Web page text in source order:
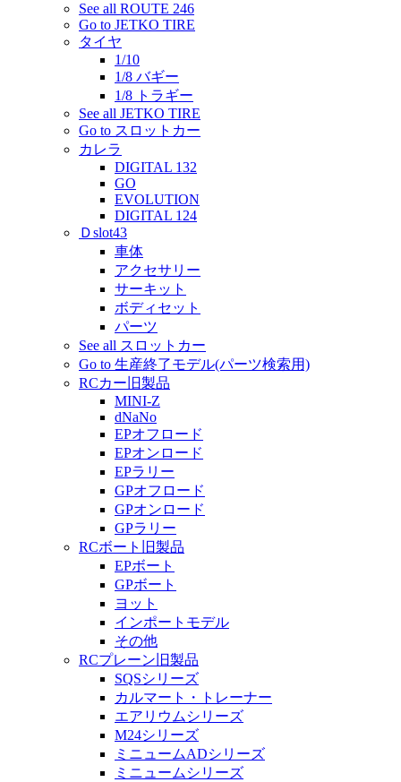
See all ROUTE 246
Go to JETKO TIRE
タイヤ
1/10
1/8 バギー
1/8 トラギー
See all JETKO TIRE
Go to スロットカー
カレラ
DIGITAL 132
GO
EVOLUTION
DIGITAL 124
Ｄslot43
車体
アクセサリー
サーキット
ボディセット
パーツ
See all スロットカー
Go to 生産終了モデル(パーツ検索用)
RCカー旧製品
MINI-Z
dNaNo
EPオフロード
EPオンロード
EPラリー
GPオフロード
GPオンロード
GPラリー
RCボート旧製品
EPボート
GPボート
ヨット
インポートモデル
その他
RCプレーン旧製品
SQSシリーズ
カルマート・トレーナー
エアリウムシリーズ
M24シリーズ
ミニュームADシリーズ
ミニュームシリーズ